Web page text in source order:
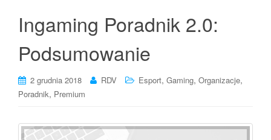
Ingaming Poradnik 2.0:
Podsumowanie
2 grudnia 2018 RDV Esport, Gaming, Organizacje,
Poradnik, Premium